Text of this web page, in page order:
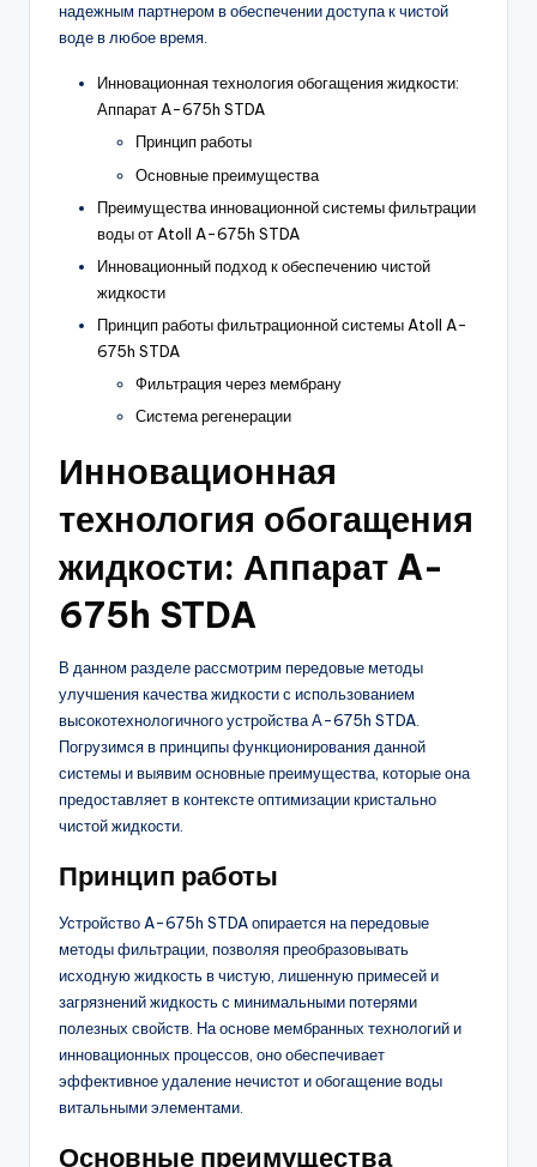
надежным партнером в обеспечении доступа к чистой
воде в любое время.
Инновационная технология обогащения жидкости:
Аппарат A-675h STDA
Принцип работы
Основные преимущества
Преимущества инновационной системы фильтрации
воды от Atoll A-675h STDA
Инновационный подход к обеспечению чистой
жидкости
Принцип работы фильтрационной системы Atoll A-
675h STDA
Фильтрация через мембрану
Система регенерации
Инновационная
технология обогащения
жидкости: Аппарат A-
675h STDA
В данном разделе рассмотрим передовые методы
улучшения качества жидкости с использованием
высокотехнологичного устройства А-675h STDA.
Погрузимся в принципы функционирования данной
системы и выявим основные преимущества, которые она
предоставляет в контексте оптимизации кристально
чистой жидкости.
Принцип работы
Устройство A-675h STDA опирается на передовые
методы фильтрации, позволяя преобразовывать
исходную жидкость в чистую, лишенную примесей и
загрязнений жидкость с минимальными потерями
полезных свойств. На основе мембранных технологий и
инновационных процессов, оно обеспечивает
эффективное удаление нечистот и обогащение воды
витальными элементами.
Основные преимущества